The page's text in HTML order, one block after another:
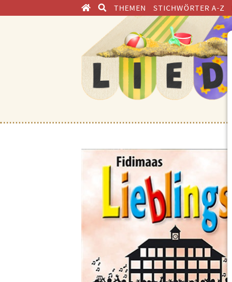
THEMEN STICHWÖRTER A-Z
ENTDECKEN